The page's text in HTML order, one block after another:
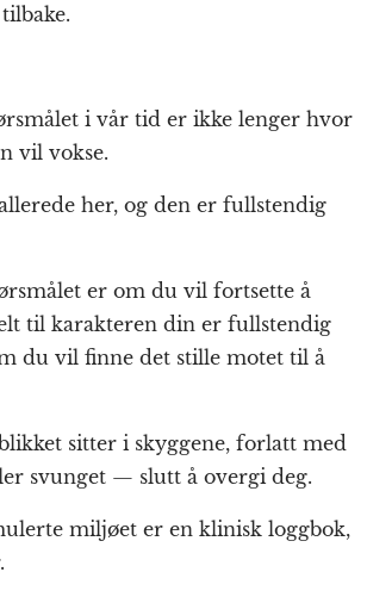
i vår tid er ikke lenger hvor
vil vokse.
her, og den er fullstendig
er om du vil fortsette å
til karakteren din er fullstendig
du vil finne det stille motet til å
sitter i skyggene, forlatt med
svunget — slutt å overgi deg.
miljøet er en klinisk loggbok,